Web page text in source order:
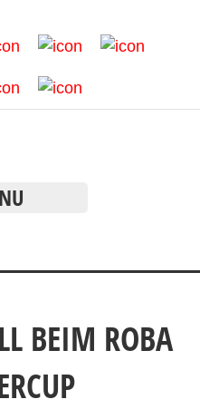
BEIM ROBA